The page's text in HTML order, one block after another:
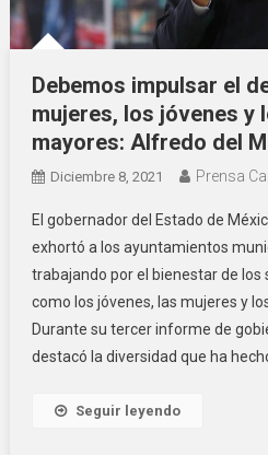
Debemos impulsar el
mujeres, los jóvenes y
mayores: Alfredo del
Diciembre 8, 2021 Prensa
El gobernador del Estado de
exhortó a los ayuntamientos
trabajando por el bienestar de los
como los jóvenes, las mujeres y
Durante su tercer informe de
destacó la diversidad que ha
Seguir leyendo